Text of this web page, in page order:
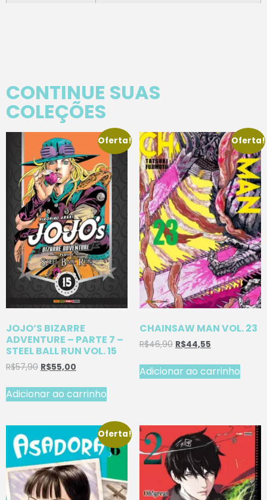
CONTINUE SUAS
COLEÇÕES
Oferta!
JOJO’S BIZARRE
ADVENTURE – PARTE 7 –
STEEL BALL RUN VOL. 15
R$57,90 R$55,00
Adicionar ao carrinho
Oferta!
CHAINSAW MAN VOL. 23
R$46,90 R$44,55
Adicionar ao carrinho
Oferta!